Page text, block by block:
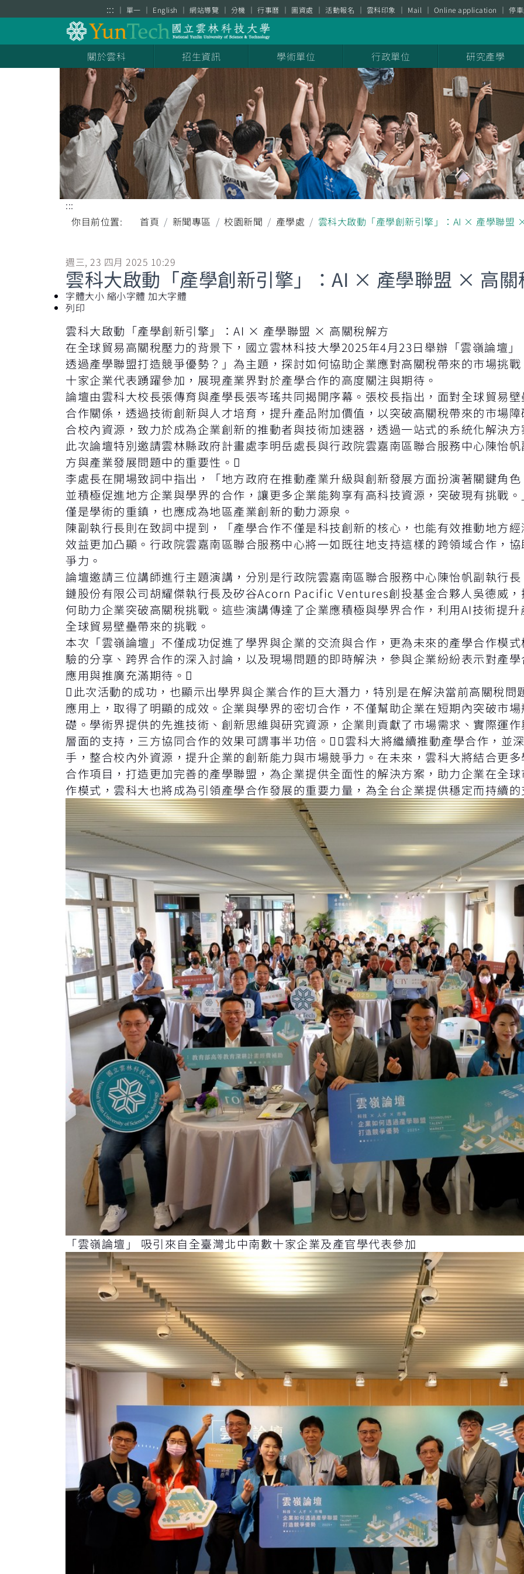
::: 單一 English 網站導覽 分機 行事曆 圖資處 活動報名 雲科印象 Mail Online application 停
關於雲科 招生資訊 學術單位 行政單位 研究產學
:::
你目前位置:
首頁 新聞專區 校園新聞 產學處 雲科大啟動「產學創新引擎」：AI × 產學聯盟
週三, 23 四月 2025 10:29
雲科大啟動「產學創新引擎」：AI × 產學聯盟 × 高關
字體大小 縮小字體 加大字體
列印
雲科大啟動「產學創新引擎」：AI × 產學聯盟 × 高關稅解方
在全球貿易高關稅壓力的背景下，國立雲林科技大學2025年4月23日舉辦「雲嶺論壇
透過產學聯盟打造競爭優勢？」為主題，探討如何協助企業應對高關稅帶來的市場挑
十家企業代表踴躍參加，展現產業界對於產學合作的高度關注與期待。
論壇由雲科大校長張傳育與產學長張岑瑤共同揭開序幕。張校長指出，面對全球貿易
合作關係，透過技術創新與人才培育，提升產品附加價值，以突破高關稅帶來的市場
合校內資源，致力於成為企業創新的推動者與技術加速器，透過一站式的系統化解決
此次論壇特別邀請雲林縣政府計畫處李明岳處長與行政院雲嘉南區聯合服務中心陳怡
方與產業發展問題中的重要性。
李處長在開場致詞中指出，「地方政府在推動產業升級與創新發展方面扮演著關鍵角
並積極促進地方企業與學界的合作，讓更多企業能夠享有高科技資源，突破現有挑戰
僅是學術的重鎮，也應成為地區產業創新的動力源泉。
陳副執行長則在致詞中提到，「產學合作不僅是科技創新的核心，也能有效推動地方
效益更加凸顯。行政院雲嘉南區聯合服務中心將一如既往地支持這樣的跨領域合作，
爭力。
論壇邀請三位講師進行主題演講，分別是行政院雲嘉南區聯合服務中心陳怡帆副執行
鏈股份有限公司胡耀傑執行長及矽谷Acorn Pacific Ventures創投基金合夥人吳德威
何助力企業突破高關稅挑戰。這些演講傳達了企業應積極與學界合作，利用AI技術提
全球貿易壁壘帶來的挑戰。
本次「雲嶺論壇」不僅成功促進了學界與企業的交流與合作，更為未來的產學合作模
驗的分享、跨界合作的深入討論，以及現場問題的即時解決，參與企業紛紛表示對產
應用與推廣充滿期待。
此次活動的成功，也顯示出學界與企業合作的巨大潛力，特別是在解決當前高關稅
應用上，取得了明顯的成效。企業與學界的密切合作，不僅幫助企業在短期內突破市
礎。學術界提供的先進技術、創新思維與研究資源，企業則貢獻了市場需求、實際運
層面的支持，三方協同合作的效果可謂事半功倍。雲科大將繼續推動產學合作，並
手，整合校內外資源，提升企業的創新能力與市場競爭力。在未來，雲科大將結合更
合作項目，打造更加完善的產學聯盟，為企業提供全面性的解決方案，助力企業在全
作模式，雲科大也將成為引領產學合作發展的重要力量，為全台企業提供穩定而持續
「雲嶺論壇」 吸引來自全臺灣北中南數十家企業及產官學代表參加